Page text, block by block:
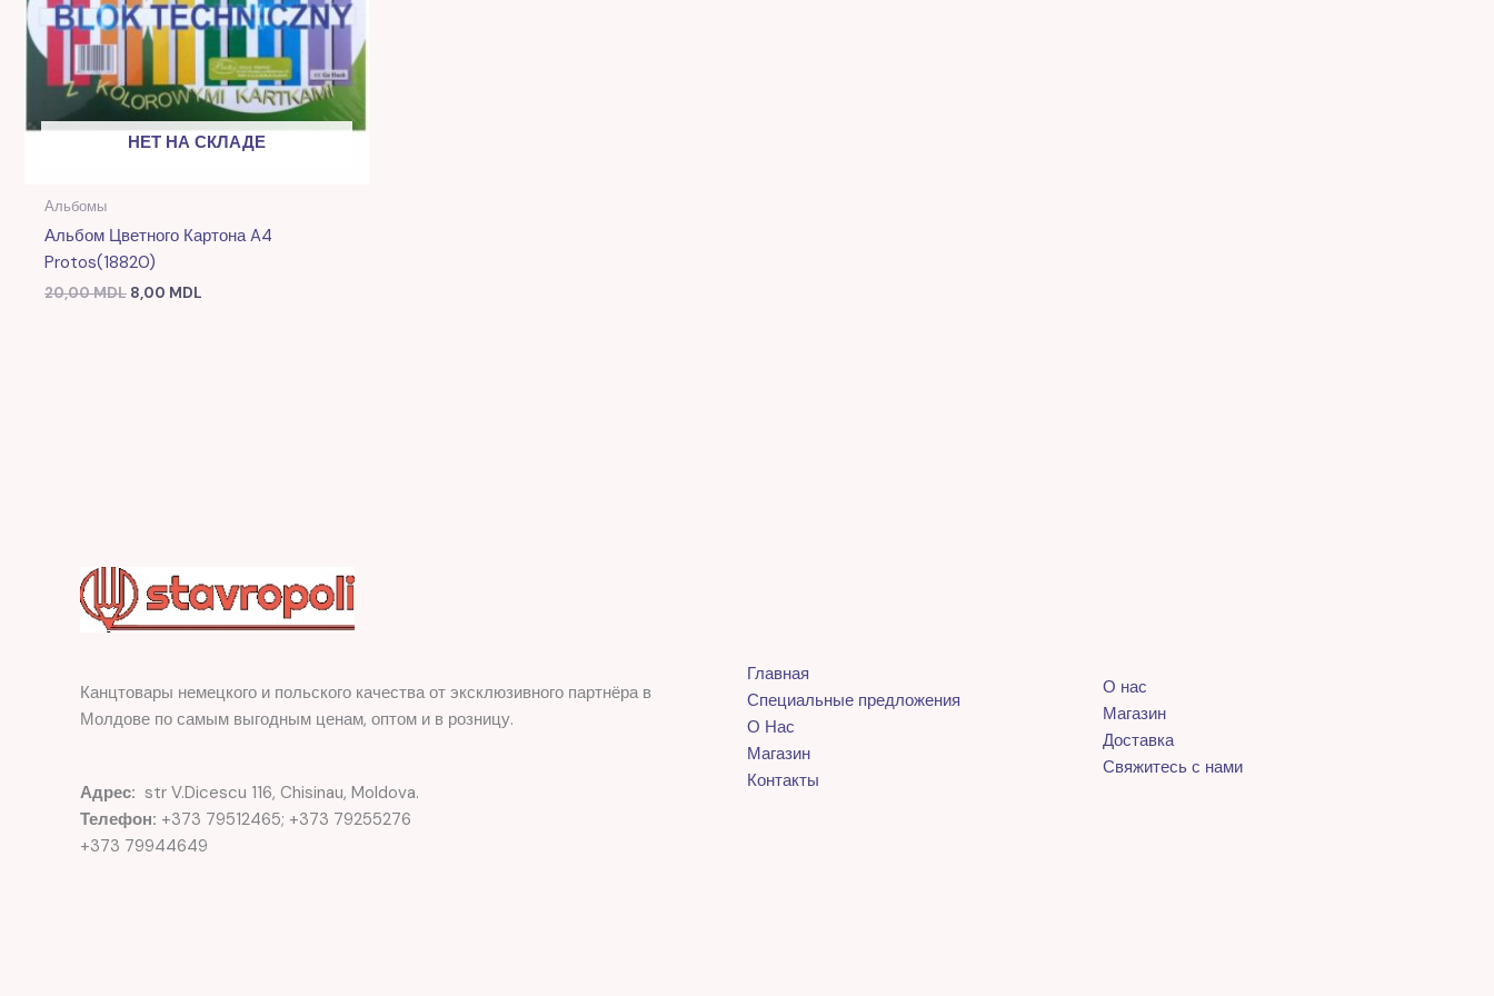
НЕТ НА СКЛАДЕ
Альбомы
Альбом Цветного Картона A4
Protos(18820)
20,00MDL 8,00 MDL
Канцтовары немецкого и польского качества от эксклюзивного партнёра в
Молдове по самым выгодным ценам, оптом и в розницу.
Адрес: str V.Dicescu 116, Chisinau, Moldova.
Телефон: +373 79512465; +373 79255276
+373 79944649
Главная
Специальные предложения
О Нас
Магазин
Контакты
О нас
Магазин
Доставка
Свяжитесь с нами